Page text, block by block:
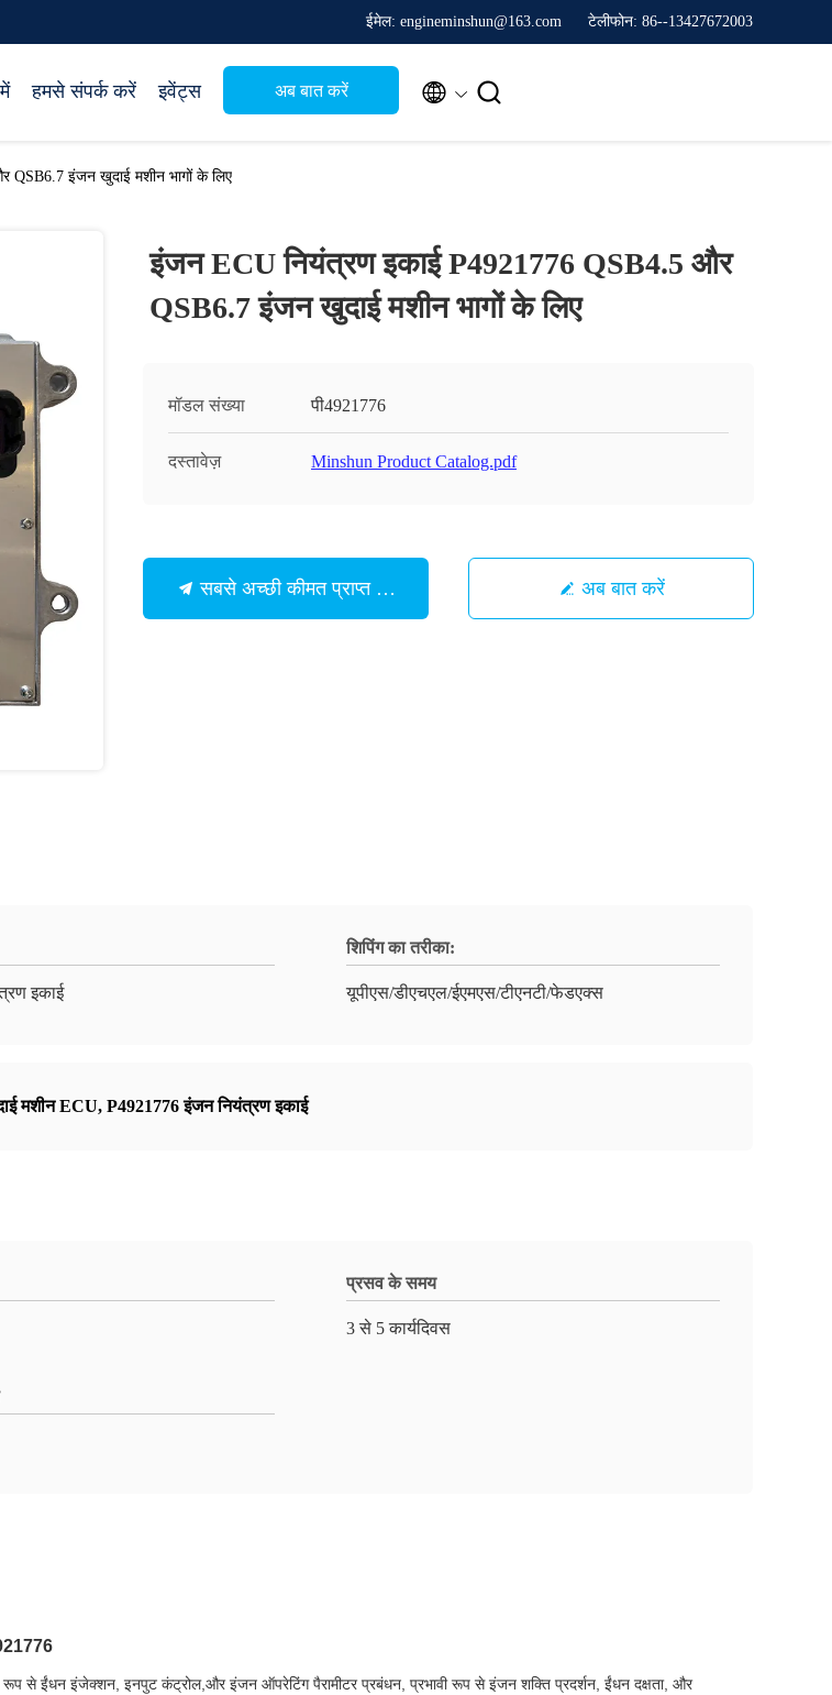
ईमेल: engineminshun@163.com टेलीफोन: 86--13427672003
हमसे संपर्क करें इवेंट्स अब बात करें  
QSB6.7 इंजन खुदाई मशीन भागों के लिए
इंजन ECU नियंत्रण इकाई P4921776 QSB4.5 और
QSB6.7 इंजन खुदाई मशीन भागों के लिए
मॉडल संख्या पी4921776
दस्तावेज़ Minshun Product Catalog.pdf
सबसे अच्छी कीमत प्राप्त करें अब बात करें
इकाई
शिपिंग का तरीका:
यूपीएस/डीएचएल/ईएमएस/टीएनटी/फेडएक्स
मशीन ECU, P4921776 इंजन नियंत्रण इकाई
प्रसव के समय
3 से 5 कार्यदिवस
से ईंधन इंजेक्शन, इनपुट कंट्रोल,और इंजन ऑपरेटिंग पैरामीटर प्रबंधन, प्रभावी रूप से इंजन शक्ति प्रदर्शन, ईंधन दक्षता, और